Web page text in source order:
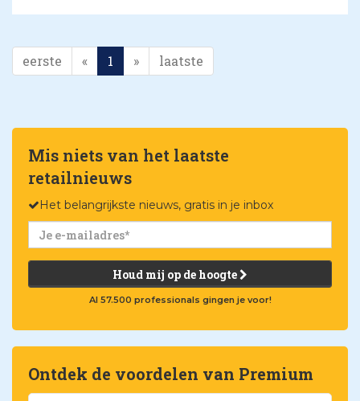
eerste « 1 » laatste
Mis niets van het laatste
retailnieuws
Het belangrijkste nieuws, gratis in je inbox
Houd mij op de hoogte
Al 57.500 professionals gingen je voor!
Ontdek de voordelen van Premium